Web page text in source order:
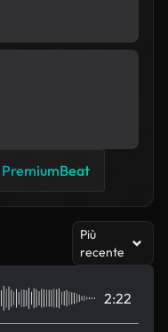
PremiumBeat
Più
recente
2:22